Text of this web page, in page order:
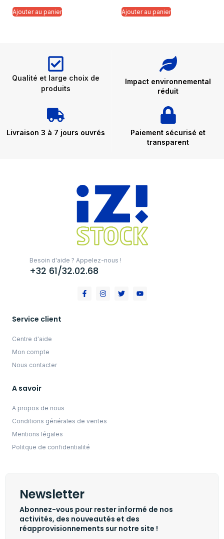
Ajouter au panier Ajouter au panier
Qualité et large choix de
produits
Impact environnemental
réduit
Livraison 3 à 7 jours ouvrés
Paiement sécurisé et
transparent
Besoin d'aide ? Appelez-nous !
+32 61/32.02.68
Service client
Centre d'aide
Mon compte
Nous contacter
A savoir
A propos de nous
Conditions générales de ventes
Mentions légales
Politque de confidentialité
Newsletter
Abonnez-vous pour rester informé de nos
activités, des nouveautés et des
réapprovisionnements sur notre site !